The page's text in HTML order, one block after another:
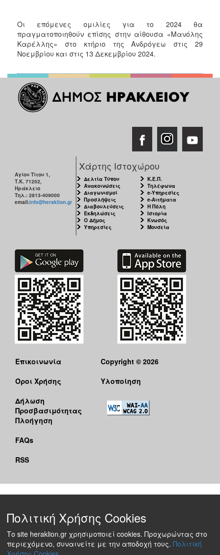
Οι επόμενες ομιλίες για το 2024 θα
πραγματοποιηθούν επίσης στην αίθουσα «Μανόλης
Καρέλλης» στο κτήριο της Ανδρόγεω στις 29
Νοεμβρίου και στις 13 Δεκεμβρίου 2024.
Αγίου Τίτου 1,
Τ.Κ. 71202,
Ηράκλειο
Τηλ.: 2813-409000
email:info@heraklion.gr
Χάρτης Ιστοχώρου
Δελτία Τύπου
Ανακοινώσεις
Διαγωνισμοί
Προσλήψεις
Διαβουλεύσεις
Εκδηλώσεις
Ο Δήμος
Υπηρεσίες
Κ.Ε.Π.
Τηλέφωνα
e-Υπηρεσίες
e-Αιτήματα
Η Πόλη
Ιστορία
Κνωσός
Μουσεία
Επικοινωνία
Όροι Χρήσης
Δήλωση
Προσβασιμότητας
Πλοήγηση
FAQs
RSS
Copyright © 2026
Υλοποίηση
Πολιτική Χρήσης Cookies
Το site heraklion.gr χρησιμοποιεί cookies. Προχωρώντας στο
περιεχόμενο, συναινείτε με την αποδοχή τους. Πολιτική